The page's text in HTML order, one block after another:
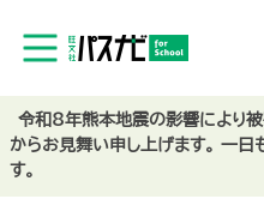
令和8年熊本地震の影響により被
からお見舞い申し上げます。 一日
す。